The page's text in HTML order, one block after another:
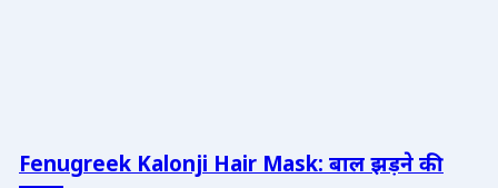
Fenugreek Kalonji Hair Mask: बाल झड़ने की